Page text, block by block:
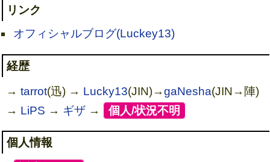
リンク
オフィシャルブログ(Luckey13)
経歴
→tarrot(迅) → Lucky13(JIN)→gaNesha(JIN→陣)
→ LiPS → ギザ → [個人/状況不明
個人情報